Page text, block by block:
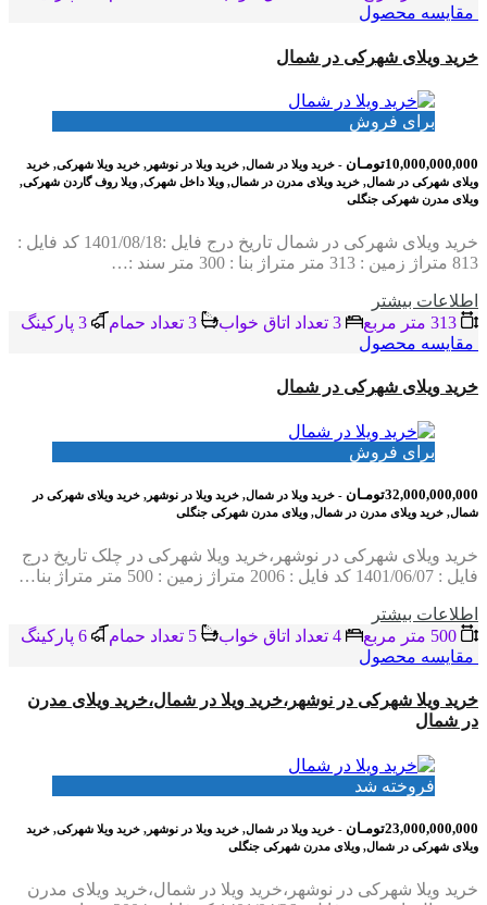
مقایسه محصول
خرید ویلای شهرکی در شمال
برای فروش
10,000,000,000تومـان
- خرید ویلا در شمال, خرید ویلا در نوشهر, خرید ویلا شهرکی, خرید
ویلای شهرکی در شمال, خرید ویلای مدرن در شمال, ویلا داخل شهرک, ویلا روف گاردن شهرکی,
ویلای مدرن شهرکی جنگلی
خرید ویلای شهرکی در شمال تاریخ درج فایل :1401/08/18 کد فایل :
813 متراژ زمین : 313 متر متراژ بنا : 300 متر سند :…
اطلاعات بيشتر
مقایسه محصول
خرید ویلای شهرکی در شمال
برای فروش
32,000,000,000تومـان
- خرید ویلا در شمال, خرید ویلا در نوشهر, خرید ویلای شهرکی در
شمال, خرید ویلای مدرن در شمال, ویلای مدرن شهرکی جنگلی
خرید ویلای شهرکی در نوشهر،خرید ویلا شهرکی در چلک تاریخ درج
فایل : 1401/06/07 کد فایل : 2006 متراژ زمین : 500 متر متراژ بنا…
اطلاعات بيشتر
مقایسه محصول
خرید ویلا شهرکی در نوشهر،خرید ویلا در شمال،خرید ویلای مدرن
در شمال
فروخته شد
23,000,000,000تومـان
- خرید ویلا در شمال, خرید ویلا در نوشهر, خرید ویلا شهرکی, خرید
ویلای شهرکی در شمال, ویلای مدرن شهرکی جنگلی
خرید ویلا شهرکی در نوشهر،خرید ویلا در شمال،خرید ویلای مدرن